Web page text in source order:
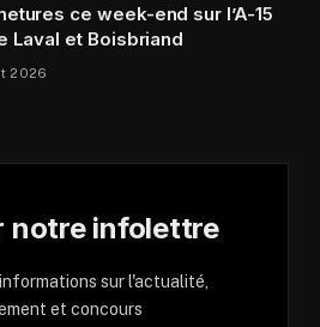
ce week-end sur l’A-15
Laval et Boisbriand
2026
notre infolettre
sur l'actualité,
et concours